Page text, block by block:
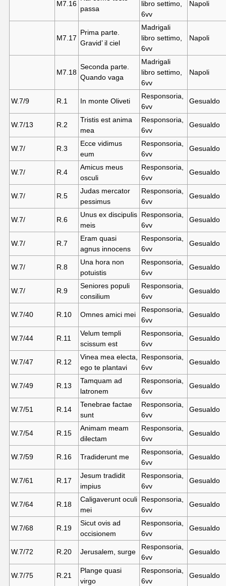
M7.16
passa
libro settimo,
6vv
Napoli
M7.17
Prima parte.
Gravid’ il ciel
Madrigali
libro settimo,
6vv
Napoli
M7.18
Seconda parte.
Quando vaga
Madrigali
libro settimo,
6vv
Napoli
W.7/9 R.1 In monte Oliveti
Responsoria,
6vv
Gesualdo
W.7/13 R.2
Tristis est anima
mea
Responsoria,
6vv
Gesualdo
W.7/ R.3
Ecce vidimus
eum
Responsoria,
6vv
Gesualdo
W.7/ R.4
Amicus meus
osculi
Responsoria,
6vv
Gesualdo
W.7/ R.5
Judas mercator
pessimus
Responsoria,
6vv
Gesualdo
W.7/ R.6
Unus ex discipulis
meis
Responsoria,
6vv
Gesualdo
W.7/ R.7
Eram quasi
agnus innocens
Responsoria,
6vv
Gesualdo
W.7/ R.8
Una hora non
potuistis
Responsoria,
6vv
Gesualdo
W.7/ R.9
Seniores populi
consilium
Responsoria,
6vv
Gesualdo
W.7/40 R.10 Omnes amici mei
Responsoria,
6vv
Gesualdo
W.7/44 R.11
Velum templi
scissum est
Responsoria,
6vv
Gesualdo
W.7/47 R.12
Vinea mea electa,
ego te plantavi
Responsoria,
6vv
Gesualdo
W.7/49 R.13
Tamquam ad
latronem
Responsoria,
6vv
Gesualdo
W.7/51 R.14
Tenebrae factae
sunt
Responsoria,
6vv
Gesualdo
W.7/54 R.15
Animam meam
dilectam
Responsoria,
6vv
Gesualdo
W.7/59 R.16 Tradiderunt me
Responsoria,
6vv
Gesualdo
W.7/61 R.17
Jesum tradidit
impius
Responsoria,
6vv
Gesualdo
W.7/64 R.18
Caligaverunt oculi
mei
Responsoria,
6vv
Gesualdo
W.7/68 R.19
Sicut ovis ad
occisionem
Responsoria,
6vv
Gesualdo
W.7/72 R.20 Jerusalem, surge
Responsoria,
6vv
Gesualdo
W.7/75 R.21
Plange quasi
virgo
Responsoria,
6vv
Gesualdo